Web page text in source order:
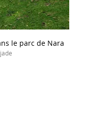
le parc de Nara